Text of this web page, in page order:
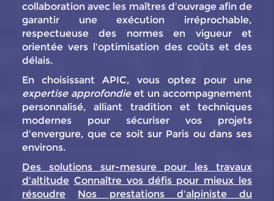
collaboration avec les maîtres d'ouvrage afin de
garantir une exécution irréprochable,
respectueuse des normes en vigueur et
orientée vers l'optimisation des coûts et des
délais.
En choisissant APIC, vous optez pour une
expertise approfondieet un accompagnement
personnalisé, alliant tradition et techniques
modernes pour sécuriser vos projets
d'envergure, que ce soit sur Paris ou dans ses
environs.
Des solutions sur-mesure pour les travaux
d'altitude Connaître vos défis pour mieux les
résoudre
Nos prestations d'alpiniste du